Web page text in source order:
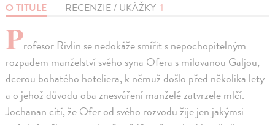
O TITULE RECENZIE / UKÁŽKY 1
Profesor Rivlin se nedokáže smířit s nepochopitelným
rozpadem manželství svého syna Ofera s milovanou Galjou,
dcerou bohatého hoteliera, k němuž došlo před několika lety
a o jehož důvodu oba znesváření manželé zatvrzele mlčí.
Jochanan cítí, že Ofer od svého rozvodu žije jen jakýmsi